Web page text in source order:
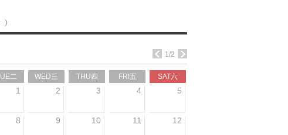
)
1/2
二 WED三 THU四 FRI五 SAT六
1 2 3 4 5
8 9 10 11 12